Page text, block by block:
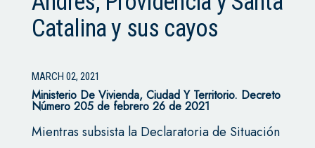
Catalina y sus cayos
MARCH 02, 2021
Ministerio De Vivienda, Ciudad Y Territorio. Decreto
Número 205 de febrero 26 de 2021
Mientras subsista la Declaratoria de Situación